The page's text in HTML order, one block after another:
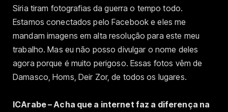
Síria tiram fotografias da guerra o tempo todo.
Estamos conectados pelo Facebook e eles me
mandam imagens em alta resolução para este meu
trabalho. Mas eu não posso divulgar o nome deles
agora porque é muito perigoso. Essas fotos vêm de
Damasco, Homs, Deir Zor, de todos os lugares.
ICArabe – Acha que a internet faz a diferença na